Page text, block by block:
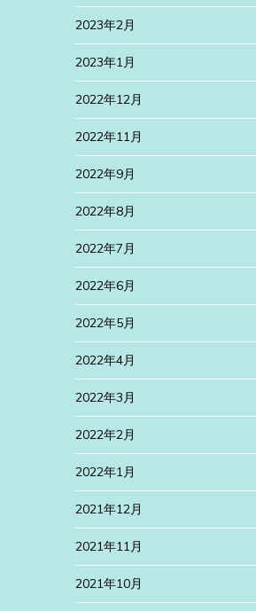
2023年2月
2023年1月
2022年12月
2022年11月
2022年9月
2022年8月
2022年7月
2022年6月
2022年5月
2022年4月
2022年3月
2022年2月
2022年1月
2021年12月
2021年11月
2021年10月